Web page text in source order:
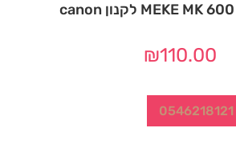
₪110.00